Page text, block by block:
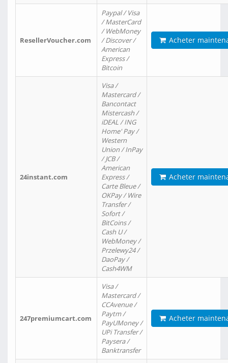
ResellerVoucher.com
Paypal / Visa
/ MasterCard
/ WebMoney
/ Discover /
American
Express /
Bitcoin
Acheter
24instant.com
Visa /
Mastercard /
Bancontact
Mistercash /
iDEAL / ING
Home' Pay /
Western
Union / InPay
/ JCB /
American
Express /
Carte Bleue /
OKPay / Wire
Transfer /
Sofort /
BitCoins /
Cash U /
WebMoney /
Przelewy24 /
DaoPay /
Cash4WM
Acheter
247premiumcart.com
Visa /
Mastercard /
CCAvenue /
Paytm /
PayUMoney /
UPi Transfer /
Paysera /
Banktransfer
Acheter